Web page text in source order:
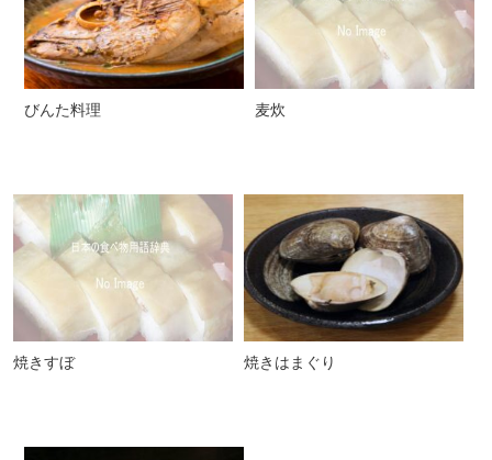
びんた料理 麦炊
焼きすぼ 焼きはまぐり